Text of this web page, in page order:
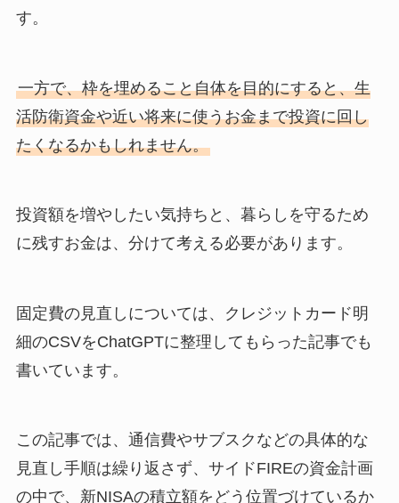
す。
一方で、枠を埋めること自体を目的にすると、生
活防衛資金や近い将来に使うお金まで投資に回し
たくなるかもしれません。
投資額を増やしたい気持ちと、暮らしを守るため
に残すお金は、分けて考える必要があります。
固定費の見直しについては、クレジットカード明
細のCSVをChatGPTに整理してもらった記事でも
書いています。
この記事では、通信費やサブスクなどの具体的な
見直し手順は繰り返さず、サイドFIREの資金計画
の中で、新NISAの積立額をどう位置づけているか